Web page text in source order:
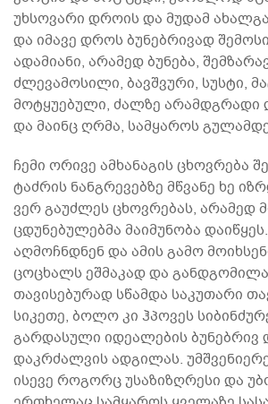
უხსოვარი დროის და მუდამ
და იმავე დროს ბუნებრივად
ადამიანი, არამედ ბუნება,
ძლევამოსილი, ბავშვური, სუსტი,
მოტყუებული, ძალზე არამდგრადი
და მაინც ღრმა, სამყაროს
ჩემი ორივე ამხანაგის ცხოვრება
ტაძრის ნანგრევებზე მწვანე ხე
ვერ გაუძლეს ცხოვრებას, არამედ
ცდუნებულებმა მაიმუნობა
აღმოჩნდნენ და ამის გამო
ცოცხალს ეშმაკად და
თავისებურად სწამდა საკუთარი
სიკეთე, ბოლო კი ჰპოვეს
გარდასული იდეალების
დაკრძალვის ადგილას.
ისევე როგორც უსაზიზღრესი და